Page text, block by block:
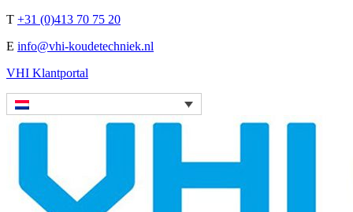
T +31 (0)413 70 75 20
E info@vhi-koudetechniek.nl
VHI Klantportal